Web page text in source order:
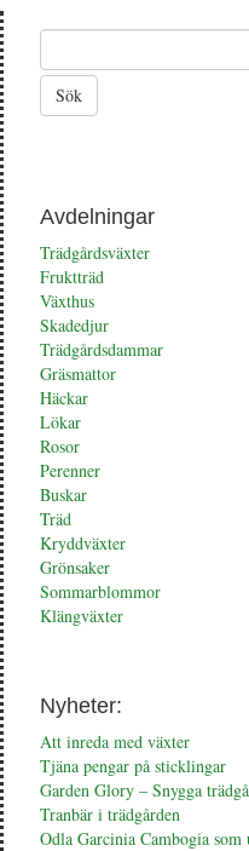
Avdelningar
Trädgårdsväxter
Fruktträd
Växthus
Skadedjur
Trädgårdsdammar
Gräsmattor
Häckar
Lökar
Rosor
Perenner
Buskar
Träd
Kryddväxter
Grönsaker
Sommarblommor
Klängväxter
Nyheter:
Att inreda med växter
Tjäna pengar på sticklingar
Garden Glory – Snygga
Tranbär i trädgården
Odla Garcinia Cambogia som